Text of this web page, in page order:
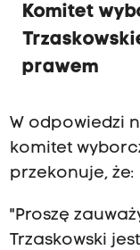
Komitet
prawem
W odpowiedzi
komitet
przekonuje, że:
"Proszę
Trzaskowski